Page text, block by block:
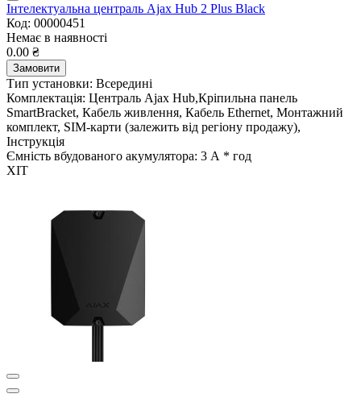
Інтелектуальна централь Ajax Hub 2 Plus Black
Код: 00000451
Немає в наявності
0.00 ₴
Замовити
Тип установки: Всередині
Комплектація: Централь Ajax Hub,Кріпильна панель
SmartBracket, Кабель живлення, Кабель Ethernet, Монтажний
комплект, SIM-карти (залежить від регіону продажу),
Інструкція
Ємність вбудованого акумулятора: 3 А * год
ХІТ